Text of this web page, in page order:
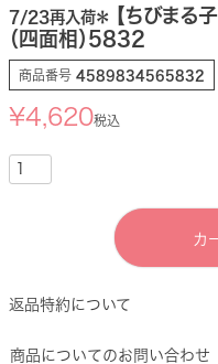
7/23再入荷＊
【ちびまる
（四面相）5832
商品番号 4589834565832
¥4,620税込
カ
返品特約について
商品についてのお問い合わせ